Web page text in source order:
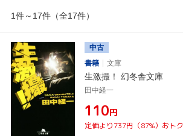
1件～17件（全17件）
中古
書籍
文庫
生激撮！ 幻冬舎文庫
田中経一
¥110円
定価より737円（87%）おトク